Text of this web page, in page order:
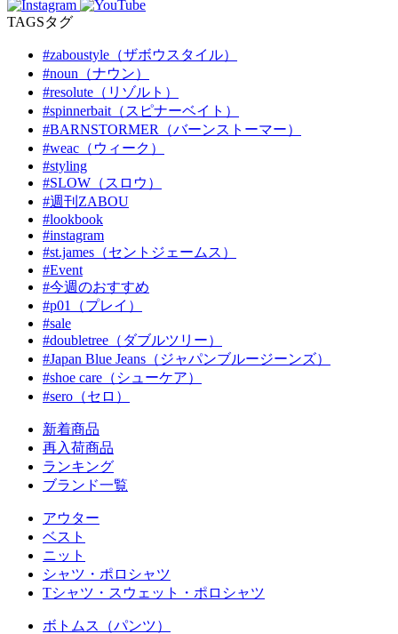
TAGSタグ
#zaboustyle（ザボウスタイル）
#noun（ナウン）
#resolute（リゾルト）
#spinnerbait（スピナーベイト）
#BARNSTORMER（バーンストーマー）
#weac（ウィーク）
#styling
#SLOW（スロウ）
#週刊ZABOU
#lookbook
#instagram
#st.james（セントジェームス）
#Event
#今週のおすすめ
#p01（プレイ）
#sale
#doubletree（ダブルツリー）
#Japan Blue Jeans（ジャパンブルージーンズ）
#shoe care（シューケア）
#sero（セロ）
新着商品
再入荷商品
ランキング
ブランド一覧
アウター
ベスト
ニット
シャツ・ポロシャツ
Tシャツ・スウェット・ポロシャツ
ボトムス（パンツ）